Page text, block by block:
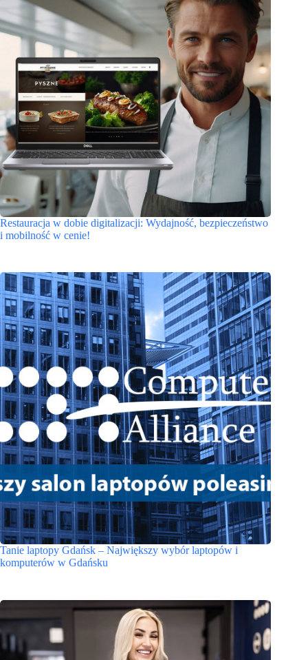
Restauracja w dobie digitalizacji: Wydajność, bezpieczeństwo
i mobilność w cenie!
Tanie laptopy Gdańsk – Największy wybór laptopów i
komputerów w Gdańsku